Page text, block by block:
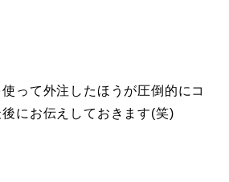
って外注したほうが圧倒的にコ
にお伝えしておきます(笑)